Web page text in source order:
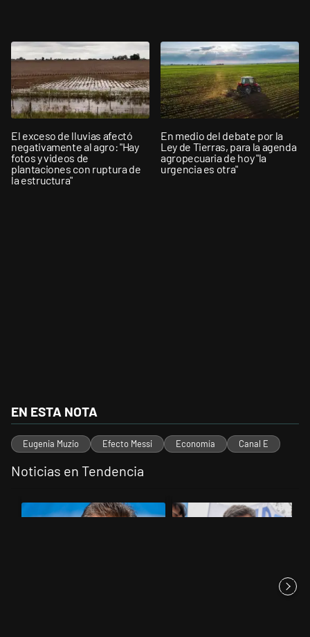
El exceso de lluvias afectó
negativamente al agro: "Hay
fotos y videos de
plantaciones con ruptura de
la estructura"
En medio del debate por la
Ley de Tierras, para la agenda
agropecuaria de hoy "la
urgencia es otra"
EN ESTA NOTA
Eugenia Muzio Efecto Messi Economía Canal E
Noticias en Tendencia
Un artículo de tendencia con el título "Negociaciones en el Senado:
Un artículo de tendencia con el